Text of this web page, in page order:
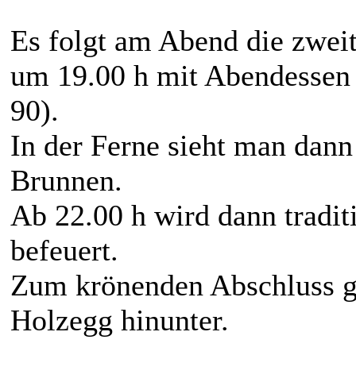
Es folgt am Abend die
um 19.00 h mit
90).
In der Ferne sieht man
Brunnen.
Ab 22.00 h wird dann
befeuert.
Zum krönenden Abschluss
Holzegg hinunter.